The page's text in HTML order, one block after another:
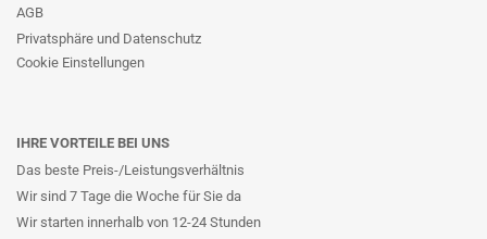
AGB
Privatsphäre und Datenschutz
Cookie Einstellungen
IHRE VORTEILE BEI UNS
Das beste Preis-/Leistungsverhältnis
Wir sind 7 Tage die Woche für Sie da
Wir starten innerhalb von 12-24 Stunden